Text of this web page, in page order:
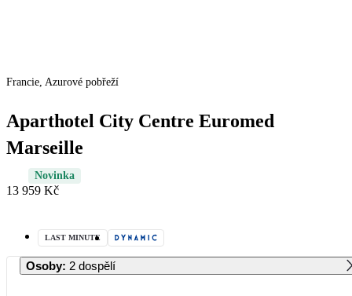
Francie, Azurové pobřeží
Aparthotel City Centre Euromed
Marseille
Novinka
13 959 Kč
LAST MINUTE
Osoby: 2 dospělí